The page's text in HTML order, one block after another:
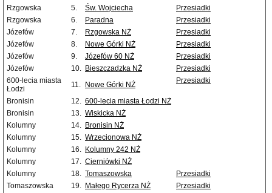
Rzgowska
5. Św. Wojciecha
Przesiadki
Rzgowska
6. Paradna
Przesiadki
Józefów
7. Rzgowska NŻ
Przesiadki
Józefów
8. Nowe Górki NŻ
Przesiadki
Józefów
9. Józefów 60 NŻ
Przesiadki
Józefów
10. Bieszczadzka NŻ
Przesiadki
600-lecia miasta
Łodzi
11. Nowe Górki NŻ Przesiadki
Bronisin 12. 600-lecia miasta Łodzi NŻ
Bronisin
13. Wiskicka NŻ
Kolumny
14. Bronisin NŻ
Kolumny
15. Wrzecionowa NŻ
Kolumny
16. Kolumny 242 NŻ
Kolumny
17. Cierniówki NŻ
Kolumny
18. Tomaszowska
Przesiadki
Tomaszowska
19. Małego Rycerza NŻ
Przesiadki